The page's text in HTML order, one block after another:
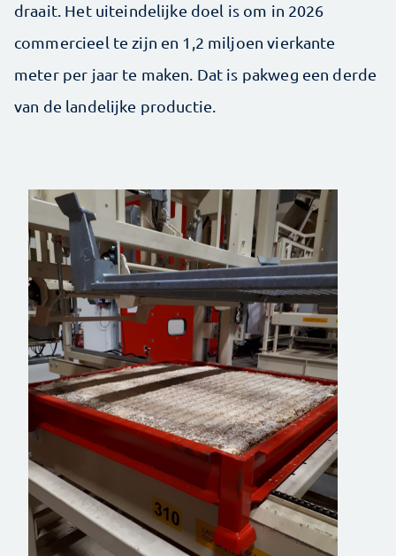
draait. Het uiteindelijke doel is om in 2026
commercieel te zijn en 1,2 miljoen vierkante
meter per jaar te maken. Dat is pakweg een derde
van de landelijke productie.